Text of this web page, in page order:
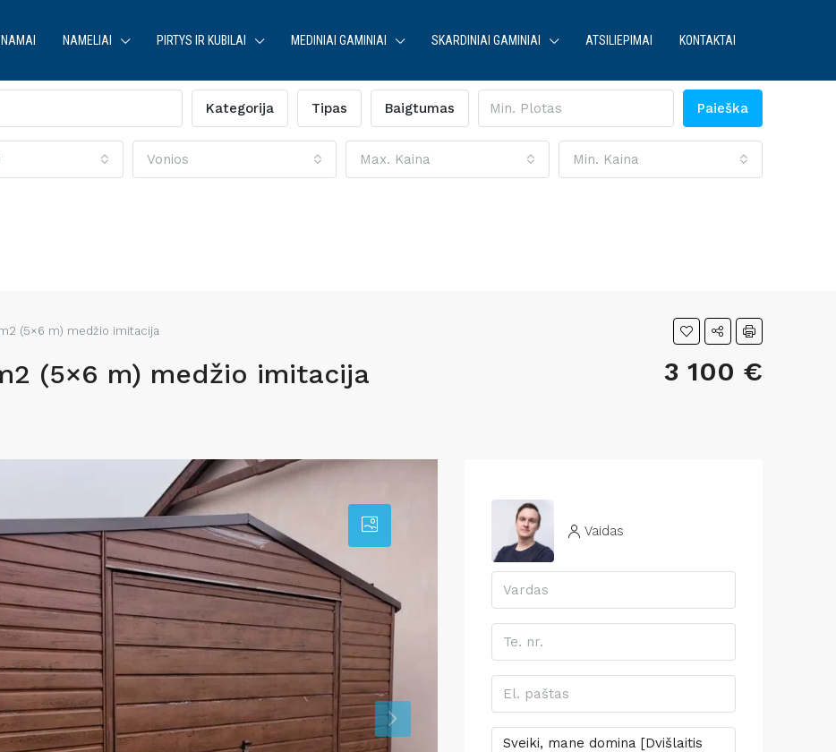
NAMAI NAMELIAI PIRTYS IR KUBILAI MEDINIAI GAMINIAI SKARDINIAI GAMINIAI ATSILIEPIMAI KONTAKTAI
Kategorija Tipas Baigtumas Paieška
Vonios Max. Kaina Min. Kaina
(5×6 m) medžio imitacija
(5×6 m) medžio imitacija 3 100 €
Vaidas